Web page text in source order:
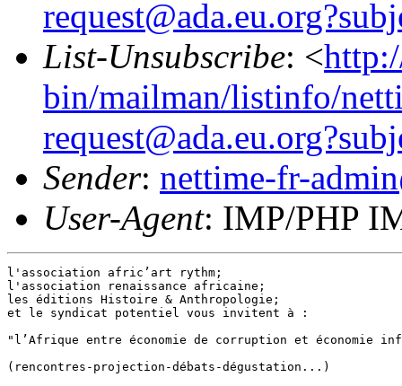
List-Unsubscribe: <
bin/mailman/listinfo/
Sender: nettime-fr-
User-Agent: IMP/PHP
l'association afric’art rythm;
l'association renaissance africaine;
les éditions Histoire & Anthropologie;
et le syndicat potentiel vous invitent à :
"l’Afrique entre économie de corruption et économie
(rencontres-projection-débats-dégustation...)